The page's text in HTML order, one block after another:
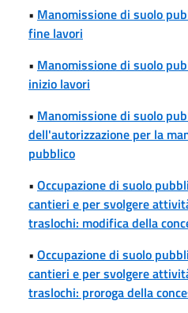
• Manomissione di suolo
fine lavori
• Manomissione di suolo
inizio lavori
• Manomissione di suolo
dell'autorizzazione per la
pubblico
• Occupazione di suolo
cantieri e per svolgere
traslochi: modifica della
• Occupazione di suolo
cantieri e per svolgere
traslochi: proroga della